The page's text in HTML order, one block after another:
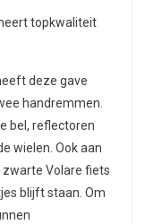
topkwaliteit
deze gave
handremmen.
bel, reflectoren
wielen. Ook aan
Volare fiets
blijft staan. Om